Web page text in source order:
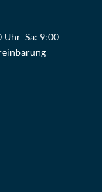
Uhr Sa: 9:00